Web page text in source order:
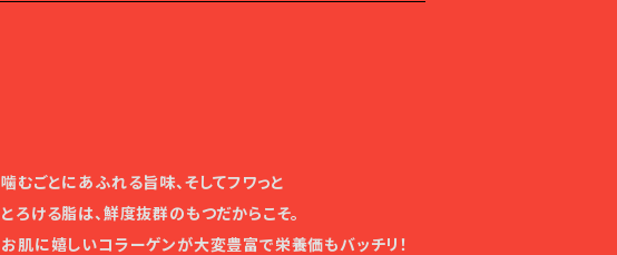
噛むごとにあふれる旨味、そしてフワっと
とろける脂は、鮮度抜群のもつだからこそ。
お肌に嬉しいコラーゲンが大変豊富で栄養価もバッチリ！